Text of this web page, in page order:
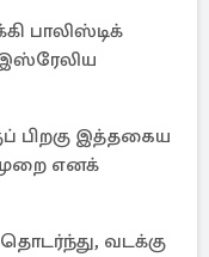
பாலிஸ்டிக்
பிறகு இத்தகைய
எனக்
வடக்கு